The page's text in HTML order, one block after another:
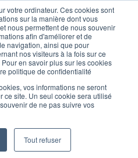
votre ordinateur. Ces cookies sont
sur la manière dont vous
nous permettent de nous souvenir
afin d'améliorer et de
navigation, ainsi que pour
nos visiteurs à la fois sur ce
en savoir plus sur les cookies
politique de confidentialité
vos informations ne seront
ce site. Un seul cookie sera utilisé
de ne pas suivre vos
Tout refuser
ENTRE
ÈRE
d'investissement